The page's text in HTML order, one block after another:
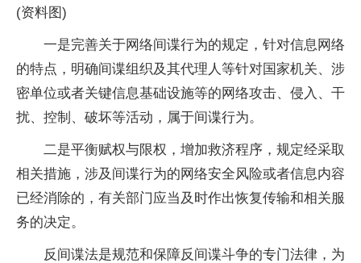
(资料图)
一是完善关于网络间谍行为的规定，针对信息网络
的特点，明确间谍组织及其代理人等针对国家机关、涉
密单位或者关键信息基础设施等的网络攻击、侵入、干
扰、控制、破坏等活动，属于间谍行为。
二是平衡赋权与限权，增加救济程序，规定经采取
相关措施，涉及间谍行为的网络安全风险或者信息内容
已经消除的，有关部门应当及时作出恢复传输和相关服
务的决定。
反间谍法是规范和保障反间谍斗争的专门法律，为